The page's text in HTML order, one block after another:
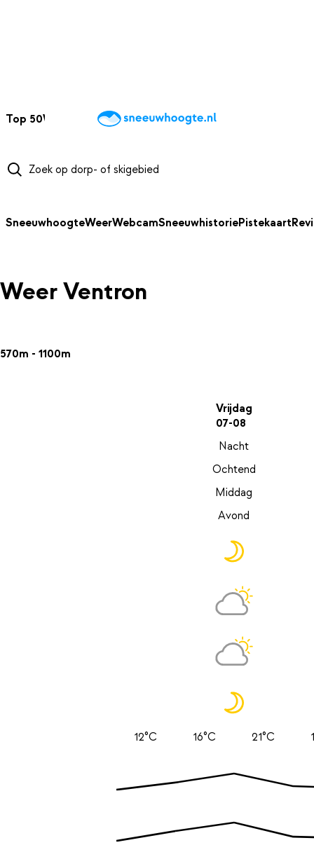
Top 50Webcams WintersportweerKaarten
SneeuwhoogteWeerWebcamSneeuwhistoriePistekaart
Weer Ventron
570m - 1100m
Vrijdag
07-08
Nacht
Ochtend
Middag
Avond
12°C 16°C 21°C